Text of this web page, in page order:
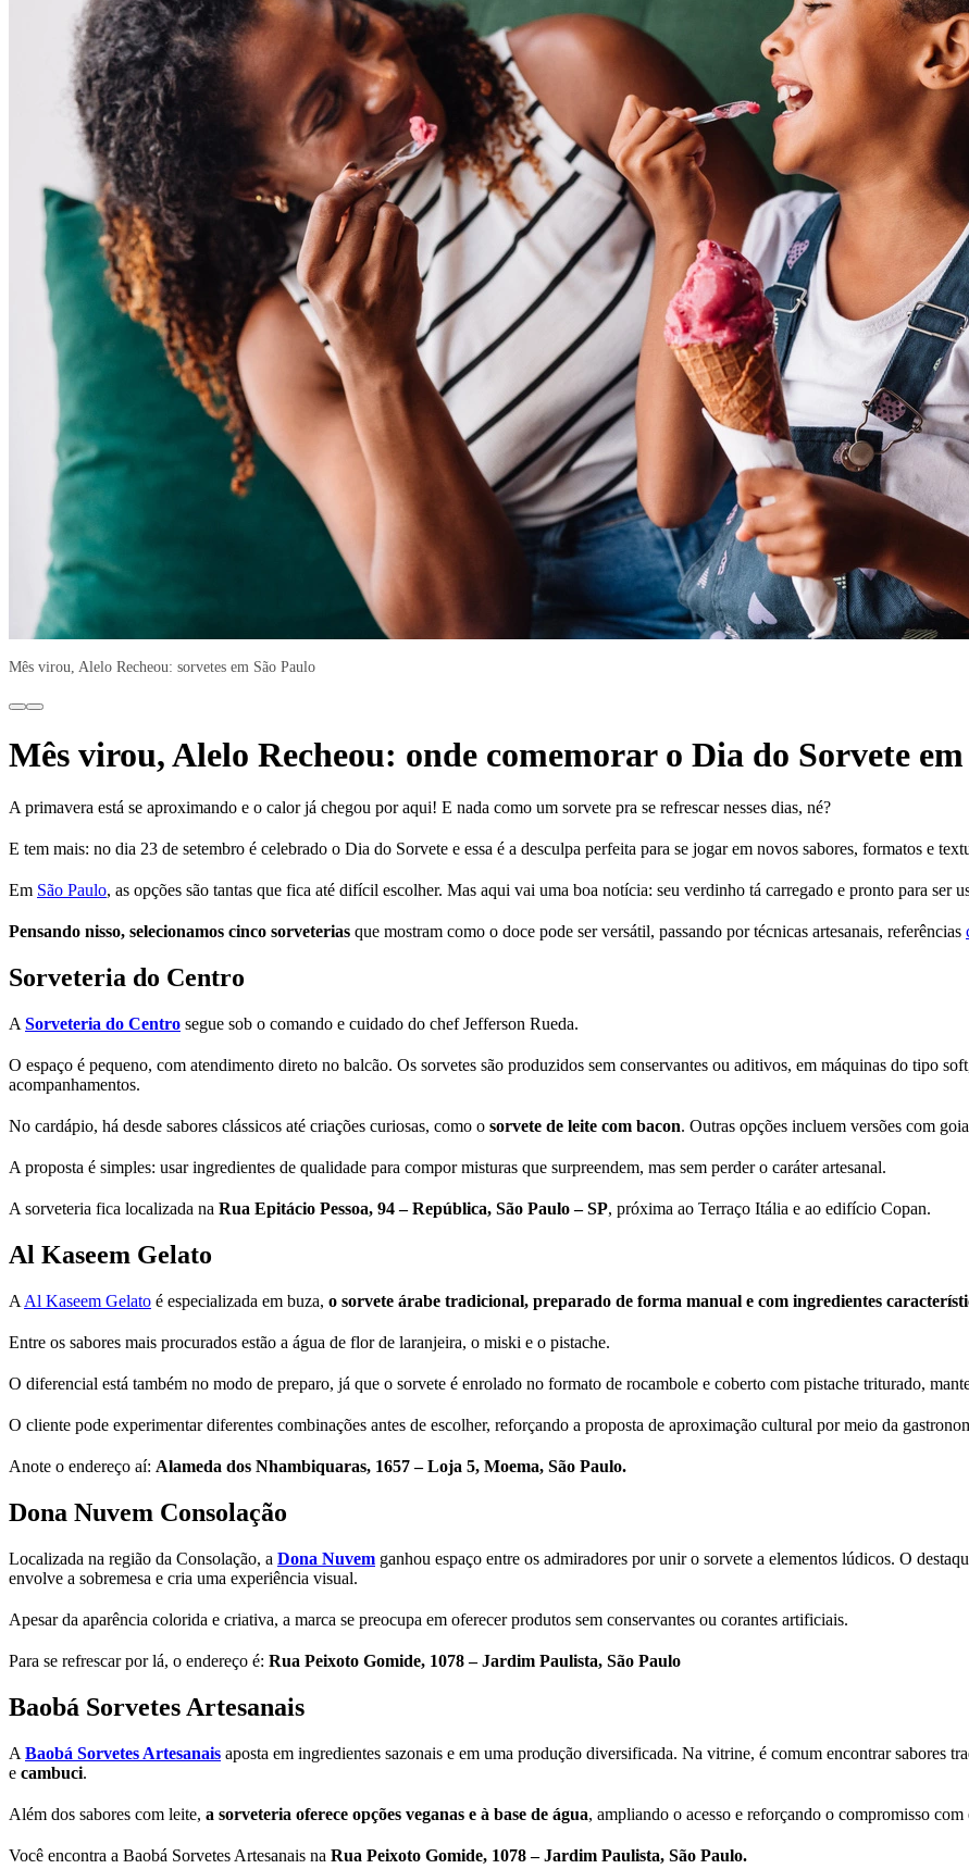
Mês virou, Alelo Recheou: sorvetes em São Paulo
Mês virou, Alelo Recheou: onde comemorar o Dia do Sorvete
A primavera está se aproximando e o calor já chegou por aqui! E nada como um sorvete pra se refrescar nesses dias, né?
E tem mais: no dia 23 de setembro é celebrado o Dia do Sorvete e essa é a desculpa perfeita para se jogar em novos sabores, formatos e
Em São Paulo, as opções são tantas que fica até difícil escolher. Mas aqui vai uma boa notícia: seu verdinho tá carregado e pronto para ser
Pensando nisso, selecionamos cinco sorveterias que mostram como o doce pode ser versátil, passando por técnicas artesanais, referências
Sorveteria do Centro
A Sorveteria do Centro segue sob o comando e cuidado do chef Jefferson Rueda.
O espaço é pequeno, com atendimento direto no balcão. Os sorvetes são produzidos sem conservantes ou aditivos, em máquinas do tipo
acompanhamentos.
No cardápio, há desde sabores clássicos até criações curiosas, como o sorvete de leite com bacon. Outras opções incluem versões com
A proposta é simples: usar ingredientes de qualidade para compor misturas que surpreendem, mas sem perder o caráter artesanal.
A sorveteria fica localizada na Rua Epitácio Pessoa, 94 – República, São Paulo – SP, próxima ao Terraço Itália e ao edifício Copan.
Al Kaseem Gelato
A Al Kaseem Gelato é especializada em buza, o sorvete árabe tradicional, preparado de forma manual e com ingredientes
Entre os sabores mais procurados estão a água de flor de laranjeira, o miski e o pistache.
O diferencial está também no modo de preparo, já que o sorvete é enrolado no formato de rocambole e coberto com pistache triturado,
O cliente pode experimentar diferentes combinações antes de escolher, reforçando a proposta de aproximação cultural por meio da
Anote o endereço aí: Alameda dos Nhambiquaras, 1657 – Loja 5, Moema, São Paulo.
Dona Nuvem Consolação
Localizada na região da Consolação, a Dona Nuvem ganhou espaço entre os admiradores por unir o sorvete a elementos lúdicos. O
envolve a sobremesa e cria uma experiência visual.
Apesar da aparência colorida e criativa, a marca se preocupa em oferecer produtos sem conservantes ou corantes artificiais.
Para se refrescar por lá, o endereço é: Rua Peixoto Gomide, 1078 – Jardim Paulista, São Paulo
Baobá Sorvetes Artesanais
A Baobá Sorvetes Artesanais aposta em ingredientes sazonais e em uma produção diversificada. Na vitrine, é comum encontrar sabores
e cambuci.
Além dos sabores com leite, a sorveteria oferece opções veganas e à base de água, ampliando o acesso e reforçando o compromisso com
Você encontra a Baobá Sorvetes Artesanais na Rua Peixoto Gomide, 1078 – Jardim Paulista, São Paulo.